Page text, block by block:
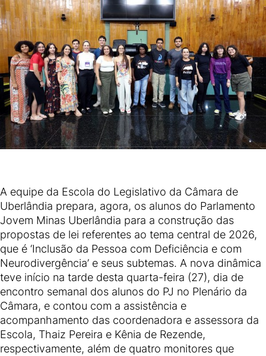
A equipe da Escola do Legislativo da Câmara de
Uberlândia prepara, agora, os alunos do Parlamento
Jovem Minas Uberlândia para a construção das
propostas de lei referentes ao tema central de 2026,
que é ‘Inclusão da Pessoa com Deficiência e com
Neurodivergência’ e seus subtemas. A nova dinâmica
teve início na tarde desta quarta-feira (27), dia de
encontro semanal dos alunos do PJ no Plenário da
Câmara, e contou com a assistência e
acompanhamento das coordenadora e assessora da
Escola, Thaiz Pereira e Kênia de Rezende,
respectivamente, além de quatro monitores que